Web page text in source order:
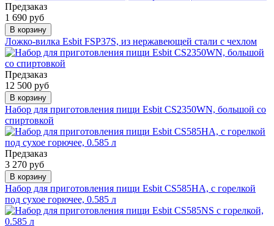
Предзаказ
1 690 руб
В корзину
Ложко-вилка Esbit FSP37S, из нержавеющей стали с чехлом
Предзаказ
12 500 руб
В корзину
Набор для приготовления пищи Esbit CS2350WN, большой со
спиртовкой
Предзаказ
3 270 руб
В корзину
Набор для приготовления пищи Esbit CS585HA, с горелкой
под сухое горючее, 0.585 л